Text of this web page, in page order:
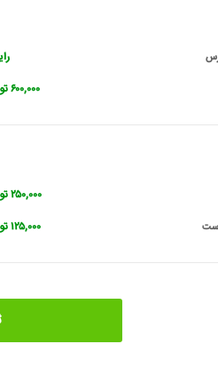
۶۰۰,۰۰۰ تومان
۲۵۰,۰۰۰ تومان
۱۲۵,۰۰۰ تومان